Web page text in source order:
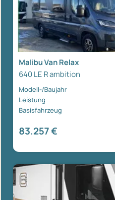
Malibu Van Relax
640 LE R ambition
Modell-/Baujahr
Leistung
Basisfahrzeug
83.257 €